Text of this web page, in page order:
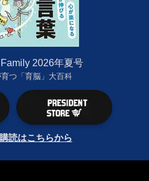
2026年夏号
つ「育脳」大百科
読はこちらから